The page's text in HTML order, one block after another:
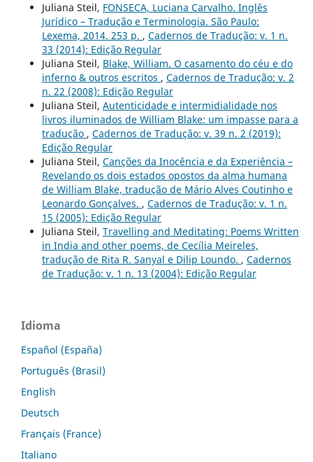
Juliana Steil, FONSECA, Luciana Carvalho. Inglês
Jurídico – Tradução e Terminologia. São Paulo:
Lexema, 2014. 253 p. , Cadernos de Tradução: v. 1 n.
33 (2014): Edição Regular
Juliana Steil, Blake, William. O casamento do céu e do
inferno & outros escritos , Cadernos de Tradução: v. 2
n. 22 (2008): Edição Regular
Juliana Steil, Autenticidade e intermidialidade nos
livros iluminados de William Blake: um impasse para a
tradução , Cadernos de Tradução: v. 39 n. 2 (2019):
Edição Regular
Juliana Steil, Canções da Inocência e da Experiência –
Revelando os dois estados opostos da alma humana
de William Blake, tradução de Mário Alves Coutinho e
Leonardo Gonçalves. , Cadernos de Tradução: v. 1 n.
15 (2005): Edição Regular
Juliana Steil, Travelling and Meditating: Poems Written
in India and other poems, de Cecília Meireles,
tradução de Rita R. Sanyal e Dilip Loundo. , Cadernos
de Tradução: v. 1 n. 13 (2004): Edição Regular
Idioma
Español (España)
Português (Brasil)
English
Deutsch
Français (France)
Italiano